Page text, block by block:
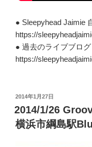
● Sleepyhead Jaimie
https://
● 過去のライブブログ
https://
投
稿
日:
2014年1月27日
2014/1/26
横浜市綱島駅